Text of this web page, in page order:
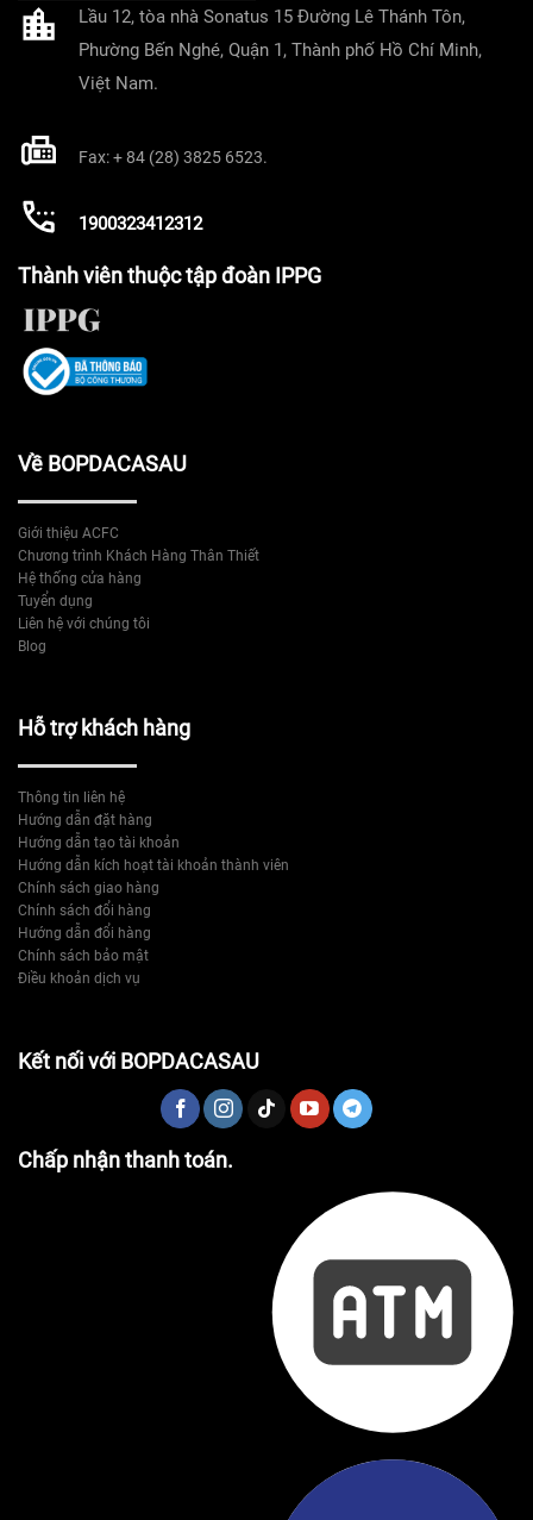
Lầu 12, tòa nhà Sonatus 15 Đường Lê Thánh Tôn,
Phường Bến Nghé, Quận 1, Thành phố Hồ Chí Minh,
Việt Nam.
Fax: + 84 (28) 3825 6523.
1900323412312
Thành viên thuộc tập đoàn IPPG
Về BOPDACASAU
Giới thiệu ACFC
Chương trình Khách Hàng Thân Thiết
Hệ thống cửa hàng
Tuyển dụng
Liên hệ với chúng tôi
Blog
Hỗ trợ khách hàng
Thông tin liên hệ
Hướng dẫn đặt hàng
Hướng dẫn tạo tài khoản
Hướng dẫn kích hoạt tài khoản thành viên
Chính sách giao hàng
Chính sách đổi hàng
Hướng dẫn đổi hàng
Chính sách bảo mật
Điều khoản dịch vụ
Kết nối với BOPDACASAU
Chấp nhận thanh toán.